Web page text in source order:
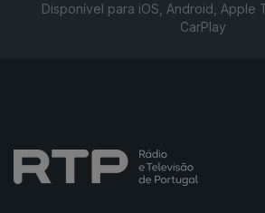
Disponível para iOS, Android, Apple
CarPlay